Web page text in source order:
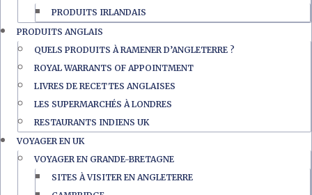
PRODUITS IRLANDAIS
PRODUITS ANGLAIS
QUELS PRODUITS À RAMENER D’ANGLETERRE ?
ROYAL WARRANTS OF APPOINTMENT
LIVRES DE RECETTES ANGLAISES
LES SUPERMARCHÉS À LONDRES
RESTAURANTS INDIENS UK
VOYAGER EN UK
VOYAGER EN GRANDE-BRETAGNE
SITES À VISITER EN ANGLETERRE